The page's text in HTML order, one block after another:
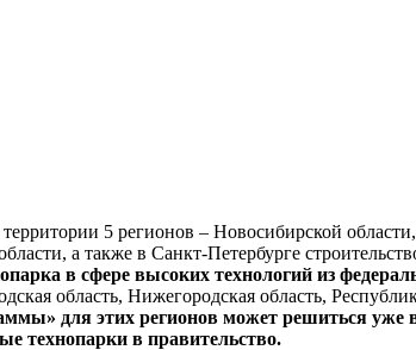
5 регионов – Новосибирской
а также в Санкт-Петербурге
в сфере высоких технологий из
область, Нижегородская область,
для этих регионов может решиться
технопарки в правительство.